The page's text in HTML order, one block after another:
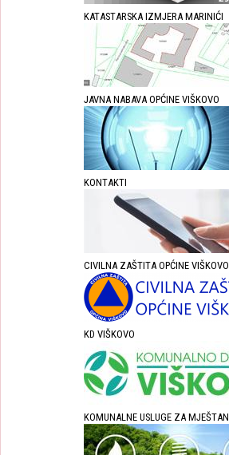
KATASTARSKA IZMJERA MARINIĆI
JAVNA NABAVA OPĆINE VIŠKOVO
KONTAKTI
CIVILNA ZAŠTITA OPĆINE VIŠKOVO
KD VIŠKOVO
KOMUNALNE USLUGE ZA